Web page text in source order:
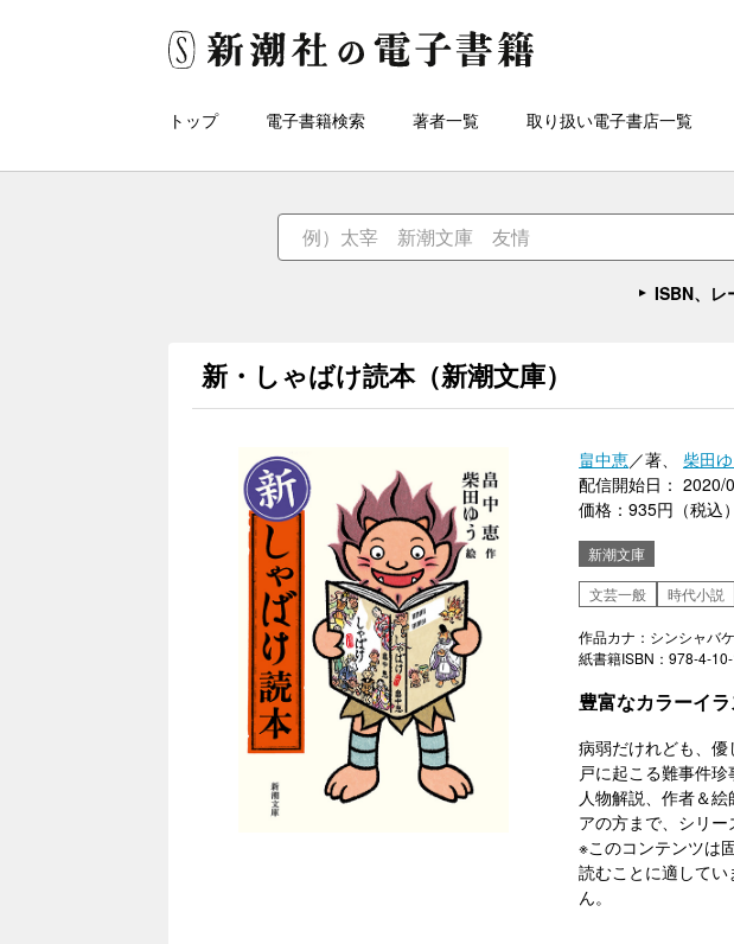
トップ 電子書籍検索 著者一覧 取り扱い電子書店一覧
ISBN、レ
新・しゃばけ読本（新潮文庫）
畠中恵／著、 柴田
配信開始日： 2020/
価格：935円（税込）
新潮文庫
文芸一般
時代小説
作品カナ：シンシャバ
紙書籍ISBN：978-4-
豊富なカラーイ
病弱だけれども、
戸に起こる難事件
人物解説、作者＆
アの方まで、シリ
※このコンテンツは
読むことに適して
ん。